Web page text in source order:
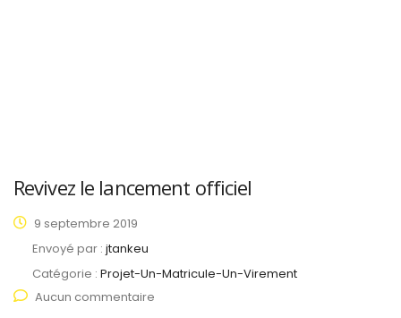
Revivez le lancement officiel
9 septembre 2019
Envoyé par : jtankeu
Catégorie : Projet-Un-Matricule-Un-Virement
Aucun commentaire